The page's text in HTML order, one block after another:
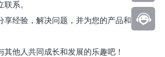
系。
经验，解决问题，并为您的产品和品牌宣
他人共同成长和发展的乐趣吧！